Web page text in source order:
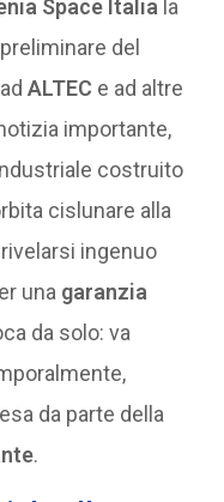
Space Italia la
del
ALTEC e ad altre
importante,
costruito
cislunare alla
ingenuo
una garanzia
da solo: va
da parte della
.